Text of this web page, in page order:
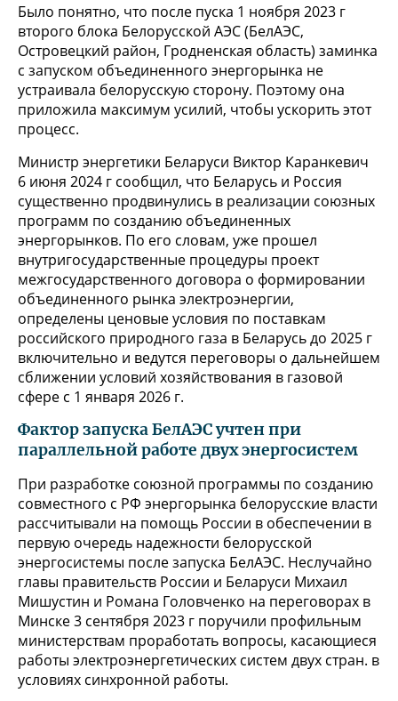
Было понятно, что после пуска 1 ноября 2023 г
второго блока Белорусской АЭС (БелАЭС,
Островецкий район, Гродненская область) заминка
с запуском объединенного энергорынка не
устраивала белорусскую сторону. Поэтому она
приложила максимум усилий, чтобы ускорить этот
процесс.
Министр энергетики Беларуси Виктор Каранкевич
6 июня 2024 г сообщил, что Беларусь и Россия
существенно продвинулись в реализации союзных
программ по созданию объединенных
энергорынков. По его словам, уже прошел
внутригосударственные процедуры проект
межгосударственного договора о формировании
объединенного рынка электроэнергии,
определены ценовые условия по поставкам
российского природного газа в Беларусь до 2025 г
включительно и ведутся переговоры о дальнейшем
сближении условий хозяйствования в газовой
сфере с 1 января 2026 г.
Фактор запуска БелАЭС учтен при
параллельной работе двух энергосистем
При разработке союзной программы по созданию
совместного с РФ энергорынка белорусские власти
рассчитывали на помощь России в обеспечении в
первую очередь надежности белорусской
энергосистемы после запуска БелАЭС. Неслучайно
главы правительств России и Беларуси Михаил
Мишустин и Романа Головченко на переговорах в
Минске 3 сентября 2023 г поручили профильным
министерствам проработать вопросы, касающиеся
работы электроэнергетических систем двух стран. в
условиях синхронной работы.